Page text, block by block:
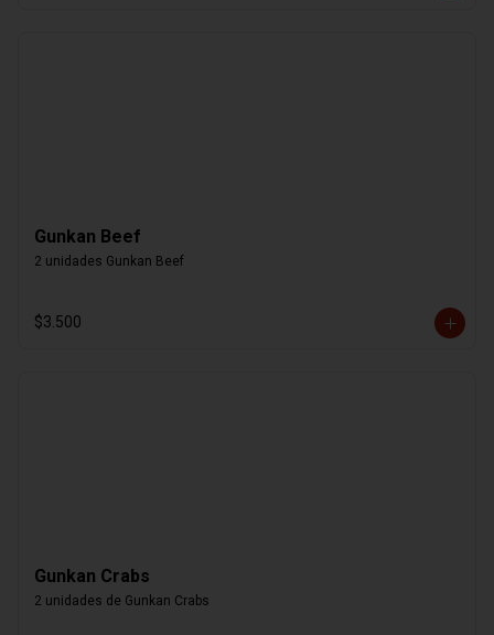
Gunkan Beef
2 unidades Gunkan Beef
$3.500
Gunkan Crabs
2 unidades de Gunkan Crabs